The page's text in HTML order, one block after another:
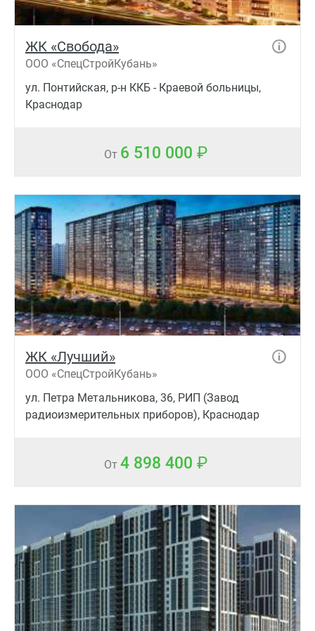
ЖК «Свобода»
ООО «СпецСтройКубань»
ул. Понтийская, р-н ККБ - Краевой больницы,
Краснодар
От 6 510 000
ЖК «Лучший»
ООО «СпецСтройКубань»
ул. Петра Метальникова, 36, РИП (Завод
радиоизмерительных приборов), Краснодар
От 4 898 400